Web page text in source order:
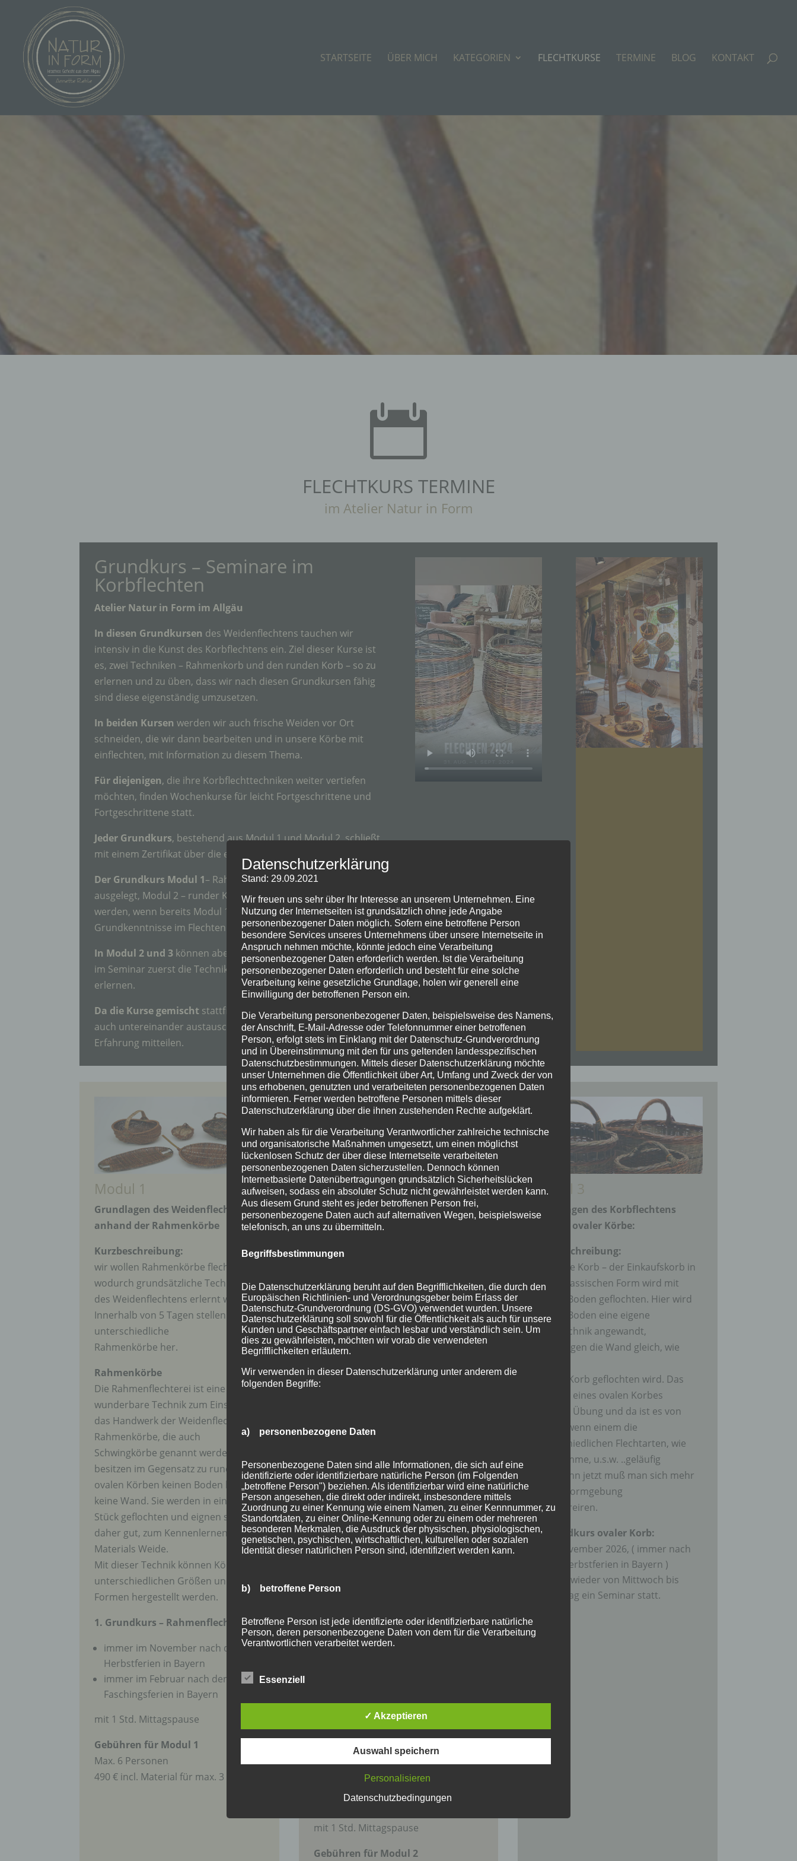
STARTSEITE ÜBER MICH KATEGORIEN FLECHTKURSE TERMINE BLOG KONTAKT

FLECHTKURS TERMINE
im Atelier Natur in Form
Grundkurs – Seminare im
Korbflechten
Atelier Natur in Form im Allgäu
In diesen Grundkursen des Weidenflechtens tauchen wir
intensiv in die Kunst des Korbflechtens ein. Ziel dieser Kurse ist
es, zwei Techniken – Rahmenkorb und den runden Korb – so zu
erlernen und zu üben, dass wir nach diesen Grundkursen fähig
sind diese eigenständig umzusetzen.
In beiden Kursen werden wir auch frische Weiden vor Ort
schneiden, die wir dann bearbeiten und in unsere Körbe mit
einflechten, mit Information zu diesem Thema.
Für diejenigen, die ihre Korbflechttechniken weiter vertiefen
möchten, finden Wochenkurse für leicht Fortgeschrittene und
Fortgeschrittene statt.
Jeder Grundkurs, bestehend aus Modul 1 und Modul 2, schließt
mit einem Zertifikat über die erlernte Korbflechttechnik ab.
Der Grundkurs Modul 1– Rahmenkorb – ist für Anfänger
ausgelegt, Modul 2 – runder Korb – kann nur teilgenommen
werden, wenn bereits Modul 1 besucht wurde, oder schon
Grundkenntnisse im Flechten mit Weide vorhanden sind.
In Modul 2 und 3 können aber auch Anfänger teilnehmen, die
im Seminar zuerst die Techniken des Rahmenkorbflechtens
erlernen.
Da die Kurse gemischt stattfinden, können die Teilnehmer sich
auch untereinander austauschen und Fortgeschrittene ihre
Erfahrung mitteilen.
Modul 1
Grundlagen des Weidenflechtens
anhand der Rahmenkörbe
Kurzbeschreibung:
wir wollen Rahmenkörbe flechten,
wodurch grundsätzliche Techniken
des Weidenflechtens erlernt werden.
Innerhalb von 5 Tagen stellen wir 2-3
unterschiedliche
Rahmenkörbe her.
Rahmenkörbe
Die Rahmenflechterei ist eine
wunderbare Technik zum Einstieg in
das Handwerk der Weidenflechterei.
Rahmenkörbe, die auch
Schwingkörbe genannt werden,
besitzen im Gegensatz zu runden und
ovalen Körben keinen Boden bzw.
keine Wand. Sie werden in einem
Stück geflochten und eignen sich
daher gut, zum Kennenlernen des
Materials Weide.
Mit dieser Technik können Körbe in
unterschiedlichen Größen und
Formen hergestellt werden.
1. Grundkurs – Rahmenflechten:
immer im November nach den
Herbstferien in Bayern
immer im Februar nach den
Faschingsferien in Bayern
mit 1 Std. Mittagspause
Gebühren für Modul 1
Max. 6 Personen
490 € incl. Material für max. 3 Körbe
Modul 2
Grundlagen des Weidenflechtens
anhand runder Körbe:
Kurzbeschreibung:
groß oder klein, mit oder ohne Griff.
Er eignet sich auch für Anfänger/-
innen und ist zum Einstieg ins
Korbflechten ideal.
Der runde Korb
Wir beginnen mit einem gefitzten
Boden, um ein im Zentrum liegendes
Dann wird das für die Korbwand
eingeführt. Die Steller, Staken werden
in Form gebracht und mit
unterschiedlichen Techniken
umflochten.
Am schwierigsten beim
dreidimensionalen Flechten erweist
2. Grundkurs – runde Korb:
Uhr
Samstag, den 28.2.2026 von 10 – 17
mit 1 Std. Mittagspause
Gebühren für Modul 2
Modul 3
Grundlagen des Korbflechtens
anhand ovaler Körbe:
Kurzbeschreibung:
Der ovale Korb – der Einkaufskorb in
seiner klassischen Form wird mit
ovalem Boden geflochten. Hier wird
für den Boden eine eigene
Flechttechnik angewandt,
wohingegen die Wand gleich, wie
runden Korb geflochten wird. Das
Flechten eines ovalen Korbes
benötigt Übung und da ist es von
Vorteil, wenn einem die
unterschiedlichen Flechtarten, wie
Fitze, Kimme, u.s.w. ..geläufig
sind. Denn jetzt muß man sich mehr
auf die Formgebung
konzentreiren.
3. Grundkurs ovaler Korb:
Im November 2026, ( immer nach
den Herbstferien in Bayern )
findet wieder von Mittwoch bis
Sonntag ein Seminar statt.
Datenschutzerklärung
Stand: 29.09.2021
Wir freuen uns sehr über Ihr Interesse an unserem Unternehmen. Eine
Nutzung der Internetseiten ist grundsätzlich ohne jede Angabe
personenbezogener Daten möglich. Sofern eine betroffene Person
besondere Services unseres Unternehmens über unsere Internetseite in
Anspruch nehmen möchte, könnte jedoch eine Verarbeitung
personenbezogener Daten erforderlich werden. Ist die Verarbeitung
personenbezogener Daten erforderlich und besteht für eine solche
Verarbeitung keine gesetzliche Grundlage, holen wir generell eine
Einwilligung der betroffenen Person ein.
Die Verarbeitung personenbezogener Daten, beispielsweise des Namens,
der Anschrift, E-Mail-Adresse oder Telefonnummer einer betroffenen
Person, erfolgt stets im Einklang mit der Datenschutz-Grundverordnung
und in Übereinstimmung mit den für uns geltenden landesspezifischen
Datenschutzbestimmungen. Mittels dieser Datenschutzerklärung möchte
unser Unternehmen die Öffentlichkeit über Art, Umfang und Zweck der von
uns erhobenen, genutzten und verarbeiteten personenbezogenen Daten
informieren. Ferner werden betroffene Personen mittels dieser
Datenschutzerklärung über die ihnen zustehenden Rechte aufgeklärt.
Wir haben als für die Verarbeitung Verantwortlicher zahlreiche technische
und organisatorische Maßnahmen umgesetzt, um einen möglichst
lückenlosen Schutz der über diese Internetseite verarbeiteten
personenbezogenen Daten sicherzustellen. Dennoch können
Internetbasierte Datenübertragungen grundsätzlich Sicherheitslücken
aufweisen, sodass ein absoluter Schutz nicht gewährleistet werden kann.
Aus diesem Grund steht es jeder betroffenen Person frei,
personenbezogene Daten auch auf alternativen Wegen, beispielsweise
telefonisch, an uns zu übermitteln.
Begriffsbestimmungen
Die Datenschutzerklärung beruht auf den Begrifflichkeiten, die durch den
Europäischen Richtlinien- und Verordnungsgeber beim Erlass der
Datenschutz-Grundverordnung (DS-GVO) verwendet wurden. Unsere
Datenschutzerklärung soll sowohl für die Öffentlichkeit als auch für unsere
Kunden und Geschäftspartner einfach lesbar und verständlich sein. Um
dies zu gewährleisten, möchten wir vorab die verwendeten
Begrifflichkeiten erläutern.
Wir verwenden in dieser Datenschutzerklärung unter anderem die
folgenden Begriffe:
a) personenbezogene Daten
Personenbezogene Daten sind alle Informationen, die sich auf eine
identifizierte oder identifizierbare natürliche Person (im Folgenden
„betroffene Person") beziehen. Als identifizierbar wird eine natürliche
Person angesehen, die direkt oder indirekt, insbesondere mittels
Zuordnung zu einer Kennung wie einem Namen, zu einer Kennnummer, zu
Standortdaten, zu einer Online-Kennung oder zu einem oder mehreren
besonderen Merkmalen, die Ausdruck der physischen, physiologischen,
genetischen, psychischen, wirtschaftlichen, kulturellen oder sozialen
Identität dieser natürlichen Person sind, identifiziert werden kann.
b) betroffene Person
Betroffene Person ist jede identifizierte oder identifizierbare natürliche
Person, deren personenbezogene Daten von dem für die Verarbeitung
Verantwortlichen verarbeitet werden.
c) Verarbeitung
Verarbeitung ist jeder mit oder ohne Hilfe automatisierter Verfahren
Organisation, das Ordnen, die Speicherung, die Anpassung oder
Veränderung, das Auslesen, das Abfragen, die Verwendung, die
Offenlegung durch Übermittlung, Verbreitung oder eine andere Form der
Bereitstellung, den Abgleich oder die Verknüpfung, die Einschränkung, das
d) Einschränkung der Verarbeitung
Essenziell
✓ Akzeptieren
Auswahl speichern
Personalisieren
Datenschutzbedingungen